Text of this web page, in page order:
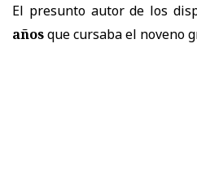
El presunto autor de los
añosque cursaba el noveno